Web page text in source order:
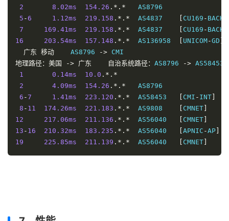
2
8.02ms 154.26 .*.*
5 -6 1.12ms 219.158 .*.*
  AS4837
[ CU169 -
7
169.41ms 219.158 .*.*
  AS4837
[ CU169 -
16
203.54ms 157.148 .*.*
  AS136958
[ UNICOM-GD ]
广东 移动
    AS8796
->
地理路径：美国
-> 广东 自治系统路径： AS8796 -> AS58453
1
0.14ms 10.0 .*.*
2
4.09ms 154.26 .*.*
6 -7 1.41ms 223.120 .*.*
  AS58453
[ CMI - INT]
8 - 11 174.26ms 221.183 .*.*
  AS9808
[ CMNET]
12
217.06ms 211.136 .*.*
  AS56040
[ CMNET]
13 - 16 210.32ms 183.235 .*.*
  AS56040
[APNIC -AP]
19
225.85ms 211.139 .*.*
  AS56040
[ CMNET]